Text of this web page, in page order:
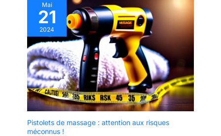
Mai
21
2024
Pistolets de massage : attention aux risques
méconnus !